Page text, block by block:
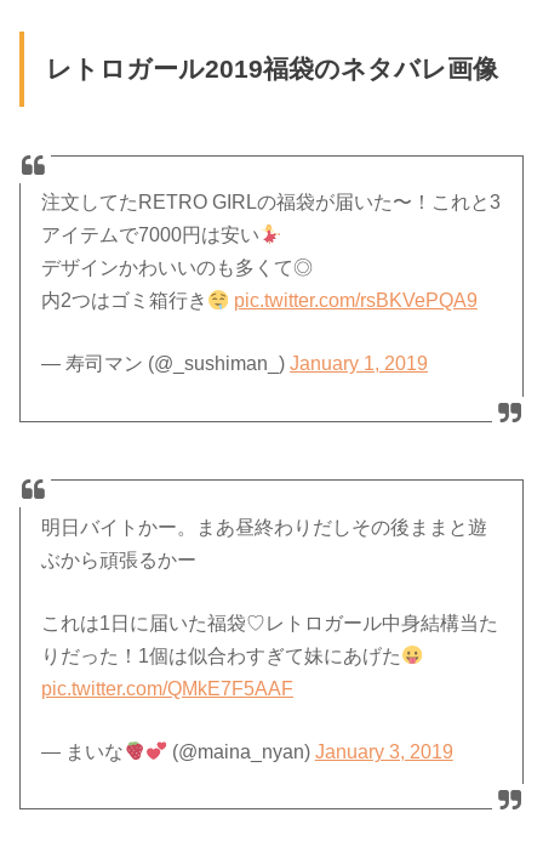
レトロガール2019福袋のネタバレ画像
注文してたRETRO GIRLの福袋が届いた〜！これと3
アイテムで7000円は安い
デザインかわいいのも多くて◎
内2つはゴミ箱行き
pic.twitter.com/rsBKVePQA9
— 寿司マン (@_sushiman_)January 1, 2019
明日バイトかー。まあ昼終わりだしその後ままと遊
ぶから頑張るかー
これは1日に届いた福袋♡レトロガール中身結構当た
りだった！1個は似合わすぎて妹にあげた
pic.twitter.com/QMkE7F5AAF
— まいな (@maina_nyan) January 3, 2019